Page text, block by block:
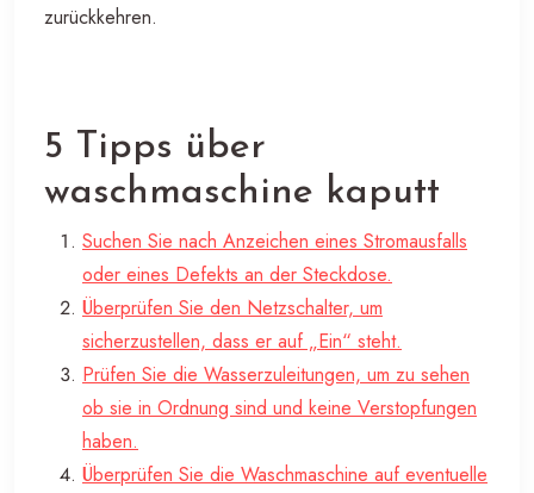
zurückkehren.
5 Tipps über
waschmaschine kaputt
Suchen Sie nach Anzeichen eines Stromausfalls
oder eines Defekts an der Steckdose.
Überprüfen Sie den Netzschalter, um
sicherzustellen, dass er auf „Ein“ steht.
Prüfen Sie die Wasserzuleitungen, um zu sehen
ob sie in Ordnung sind und keine Verstopfungen
haben.
Überprüfen Sie die Waschmaschine auf eventuelle